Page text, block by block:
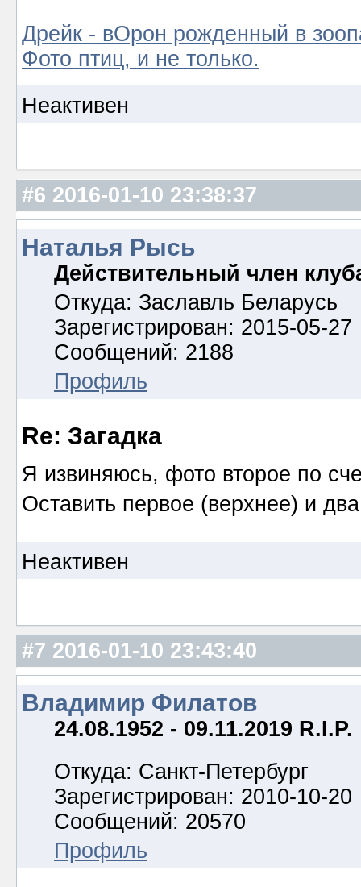
Дрейк - вОрон рожденный в
Фото птиц, и не только.
Неактивен
#6 2016-01-10 23:38:37
Наталья Рысь
Действительный член
Откуда: Заславль Беларусь
Зарегистрирован: 2015-05-27
Сообщений: 2188
Профиль
Re: Загадка
Я извиняюсь, фото второе по
Оставить первое (верхнее) и
Неактивен
#7 2016-01-10 23:43:40
Владимир Филатов
24.08.1952 - 09.11.2019 R.I.P.
Откуда: Санкт-Петербург
Зарегистрирован: 2010-10-20
Сообщений: 20570
Профиль